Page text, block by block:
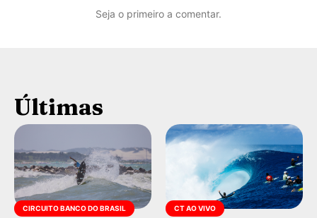
Seja o primeiro a comentar.
Últimas
CIRCUITO BANCO DO BRASIL CT AO VIVO